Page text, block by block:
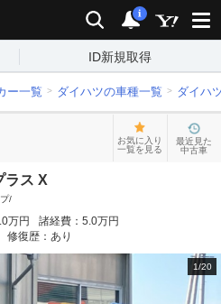
検索 通知
i
ID新規取得
ー一覧 ダイハツの車種一覧 ダイハ
お気に入り
一覧を見る
最近見た
中古車
ラス X
/
万円 諸経費： 5.0万円
修復歴： あり
1/20